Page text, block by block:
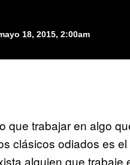
18, 2015, 2:00am
que trabajar en algo
clásicos odiados es
alguien que